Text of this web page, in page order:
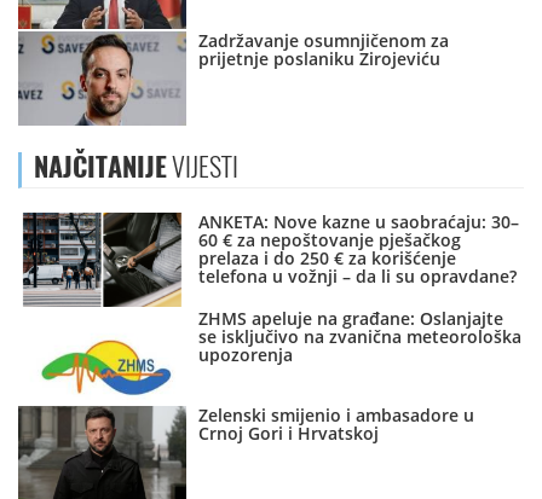
Zadržavanje osumnjičenom za
prijetnje poslaniku Zirojeviću
NAJČITANIJEVIJESTI
ANKETA: Nove kazne u saobraćaju: 30–
60 € za nepoštovanje pješačkog
prelaza i do 250 € za korišćenje
telefona u vožnji – da li su opravdane?
ZHMS apeluje na građane: Oslanjajte
se isključivo na zvanična meteorološka
upozorenja
Zelenski smijenio i ambasadore u
Crnoj Gori i Hrvatskoj